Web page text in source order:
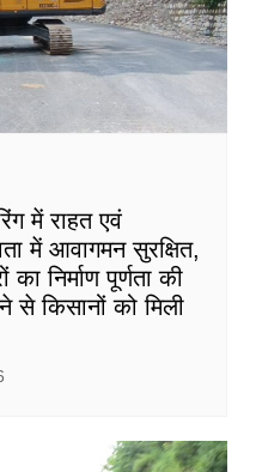
में राहत एवं
में आवागमन सुरक्षित,
का निर्माण पूर्णता की
से किसानों को मिली